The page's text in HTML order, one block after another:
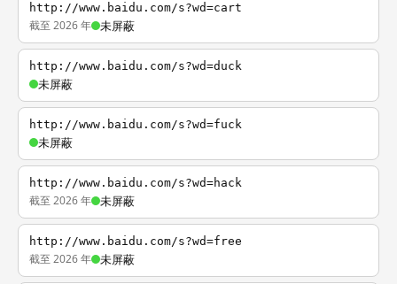
http://www.baidu.com/s?wd=cart
截至 2026 年 未屏蔽
http://www.baidu.com/s?wd=duck
未屏蔽
http://www.baidu.com/s?wd=fuck
未屏蔽
http://www.baidu.com/s?wd=hack
截至 2026 年 未屏蔽
http://www.baidu.com/s?wd=free
截至 2026 年 未屏蔽